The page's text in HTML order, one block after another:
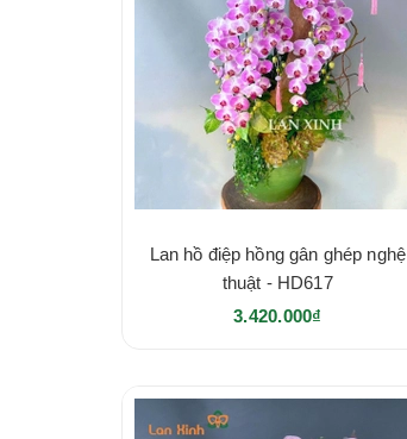
Lan hồ điệp hồng gân ghép nghệ
thuật - HD617
3.420.000₫